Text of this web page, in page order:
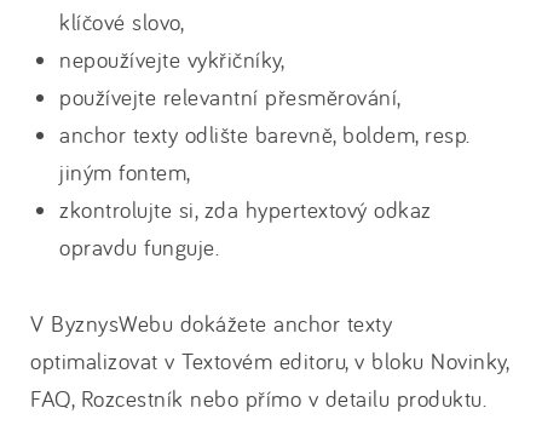
klíčové slovo,
nepoužívejte vykřičníky,
používejte relevantní přesměrování,
anchor texty odlište barevně, boldem, resp.
jiným fontem,
zkontrolujte si, zda hypertextový odkaz
opravdu funguje.
V ByznysWebu dokážete anchor texty
optimalizovat v Textovém editoru, v bloku Novinky,
FAQ, Rozcestník nebo přímo v detailu produktu.